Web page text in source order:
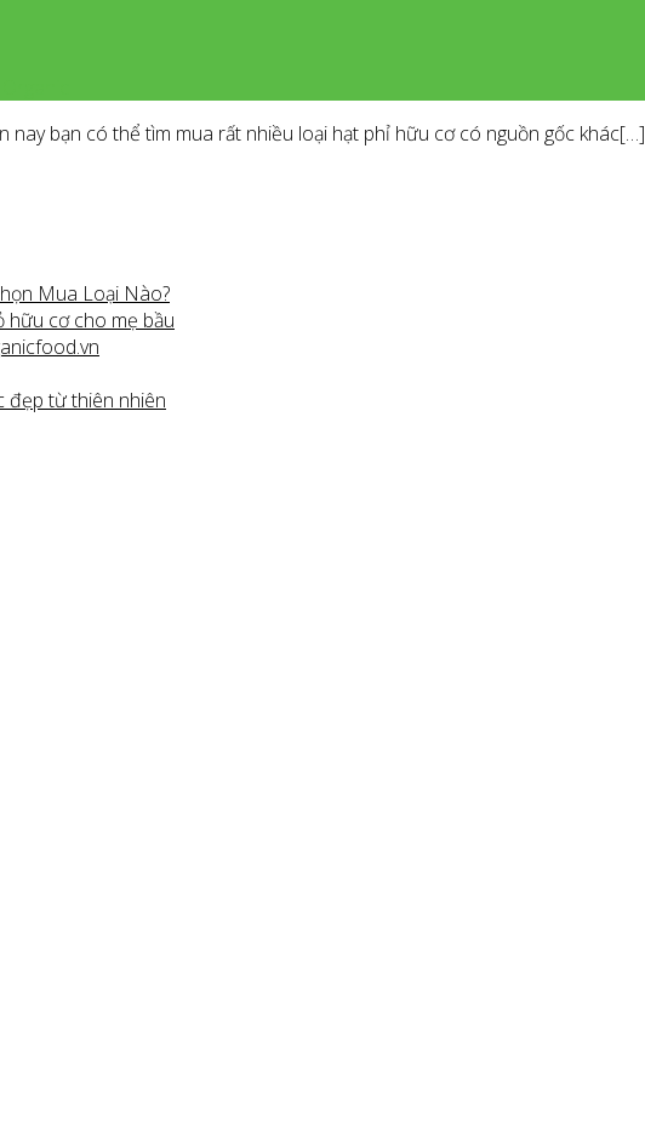
bạn có thể tìm mua rất nhiều loại hạt phỉ hữu cơ có nguồn gốc khác[…]
Mua Loại Nào?
hữu cơ cho mẹ bầu
đẹp từ thiên nhiên